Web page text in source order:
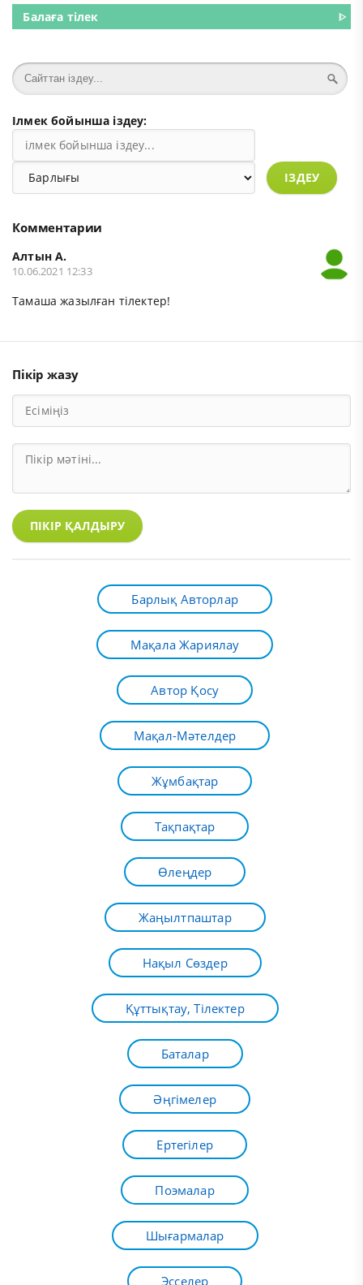
Балаға тілек
ᐈ
Ілмек бойынша іздеу:
ІЗДЕУ
Комментарии
Алтын А.
10.06.2021 12:33
Тамаша жазылған тілектер!
Пікір жазу
ПІКІР ҚАЛДЫРУ
Барлық Авторлар
Мақала Жариялау
Автор Қосу
Мақал-Мәтелдер
Жұмбақтар
Тақпақтар
Өлеңдер
Жаңылтпаштар
Нақыл Сөздер
Құттықтау, Тілектер
Баталар
Әңгімелер
Ертегілер
Поэмалар
Шығармалар
Эсселер